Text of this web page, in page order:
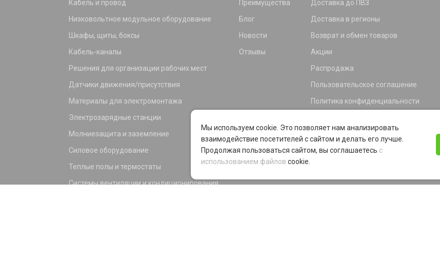
Кабель и провод
Низковольтное модульное оборудование
Шкафы, щиты, боксы
Кабель-каналы
Решения для организации рабочих мест
Датчики движения/присутствия
Материалы для электромонтажа
Электрозарядные станции
Молниезащита и заземление
Силовое оборудование
Теплые полы и термостаты
Системы вентиляции и кондиционирования
Преимущества
Блог
Новости
Отзывы
Доставка до ПВЗ
Доставка в регионы
Возврат и обмен товаров
Акции
Распродажа
Пользовательское соглашение
Политика конфиденциальности
Программа лояльности
Мы используем cookie. Это позволяет нам анализировать
взаимодействие посетителей с сайтом и делать его лучше.
Продолжая пользоваться сайтом, вы соглашаетесь с
использованием файлов cookie.